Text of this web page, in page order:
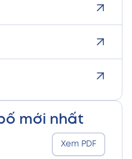
mới nhất
Xem PDF